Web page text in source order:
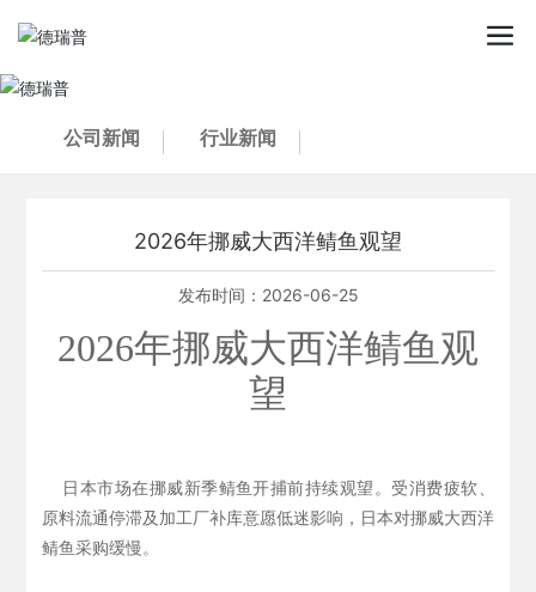
公司新闻 行业新闻
2026年挪威大西洋鲭鱼观望
发布时间： 2026-06-25
2026年挪威大西洋鲭鱼观
望
日本市场在挪威新季鲭鱼开捕前持续观望。受消费疲软、
原料流通停滞及加工厂补库意愿低迷影响，日本对挪威大西洋
鲭鱼采购缓慢。